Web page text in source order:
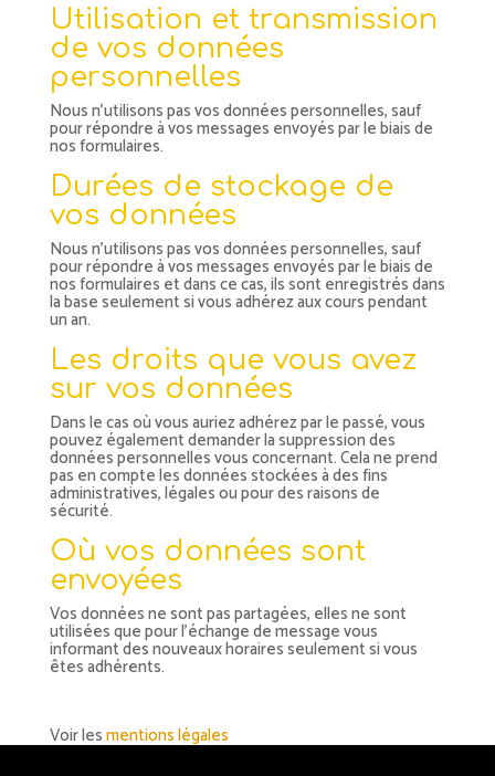
Utilisation et transmission
de vos données
personnelles
Nous n’utilisons pas vos données personnelles, sauf
pour répondre à vos messages envoyés par le biais de
nos formulaires.
Durées de stockage de
vos données
Nous n’utilisons pas vos données personnelles, sauf
pour répondre à vos messages envoyés par le biais de
nos formulaires et dans ce cas, ils sont enregistrés dans
la base seulement si vous adhérez aux cours pendant
un an.
Les droits que vous avez
sur vos données
Dans le cas où vous auriez adhérez par le passé, vous
pouvez également demander la suppression des
données personnelles vous concernant. Cela ne prend
pas en compte les données stockées à des fins
administratives, légales ou pour des raisons de
sécurité.
Où vos données sont
envoyées
Vos données ne sont pas partagées, elles ne sont
utilisées que pour l’échange de message vous
informant des nouveaux horaires seulement si vous
êtes adhérents.
Voir lesmentions légales